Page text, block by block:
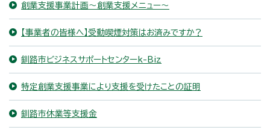
創業支援事業計画～創業支援メニュー～
【事業者の皆様へ】受動喫煙対策はお済みですか？
釧路市ビジネスサポートセンターk-Biz
特定創業支援事業により支援を受けたことの証明
釧路市休業等支援金